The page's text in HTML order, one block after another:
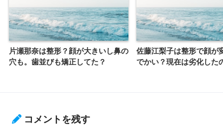
片瀬那奈は整形？顔が大きいし鼻の
穴も。歯並びも矯正してた？
佐藤江梨子は整形で顔が
でかい？現在は劣化した
コメントを残す